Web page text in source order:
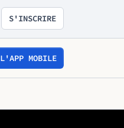
S'INSCRIRE
L'APP MOBILE